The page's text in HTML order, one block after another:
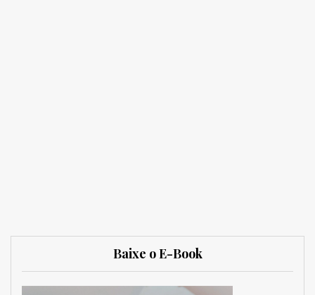
Baixe o E-Book